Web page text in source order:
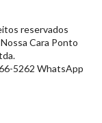
reservados
Cara Ponto
5262 WhatsApp